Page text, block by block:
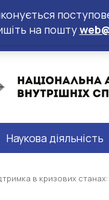
на пошту
Наукова діяльність
в кризових